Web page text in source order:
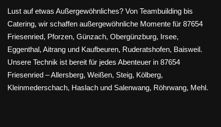
Lust auf etwas Außergewöhnliches? Von Teambuilding bis
Catering, wir schaffen außergewöhnliche Momente für 87654
Friesenried, Pforzen, Günzach, Obergünzburg, Irsee,
Eggenthal, Aitrang und Kaufbeuren, Ruderatshofen, Baisweil.
Unsere Technik ist bereit für jedes Abenteuer in 87654
Friesenried – Allersberg, Weißen, Steig, Kölberg,
Kleinmederschach, Haslach und Salenwang, Röhrwang, Mehl.